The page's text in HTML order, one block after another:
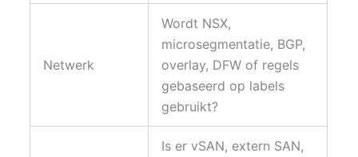
Netwerk
Wordt NSX,
microsegmentatie, BGP,
overlay, DFW of regels
gebaseerd op labels
gebruikt?
Is er vSAN, extern SAN,